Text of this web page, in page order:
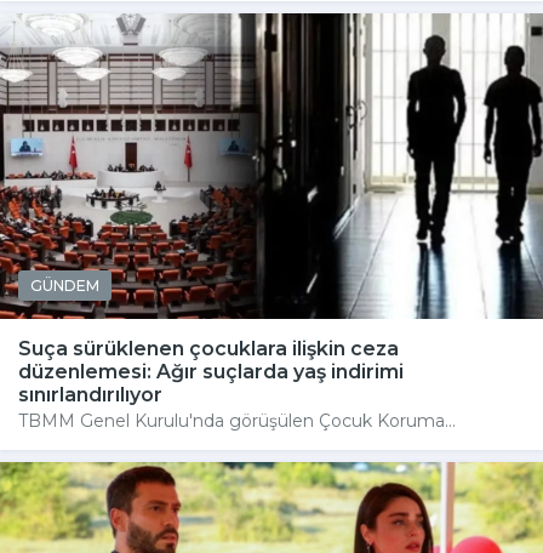
GÜNDEM
Suça sürüklenen çocuklara ilişkin ceza
düzenlemesi: Ağır suçlarda yaş indirimi
sınırlandırılıyor
TBMM Genel Kurulu'nda görüşülen Çocuk Koruma...